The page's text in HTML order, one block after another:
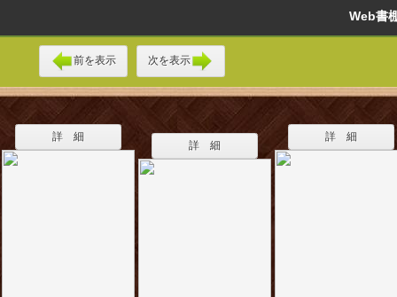
Web
前を表示 次を表示
詳 細
詳 細
詳 細